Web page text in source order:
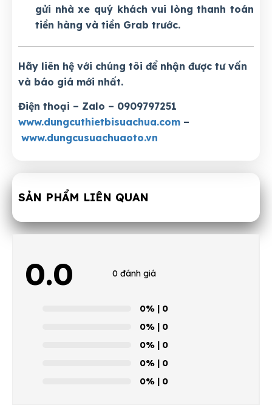
gửi nhà xe quý khách vui lòng thanh toán
tiền hàng và tiền Grab trước.
Hãy liên hệ với chúng tôi để nhận được tư vấn
và báo giá mới nhất.
Điện thoại – Zalo – 0909797251
www.dungcuthietbisuachua.com –
www.dungcusuachuaoto.vn
SẢN PHẨM LIÊN QUAN
0.0 0 đánh giá
0% | 0
0% | 0
0% | 0
0% | 0
0% | 0